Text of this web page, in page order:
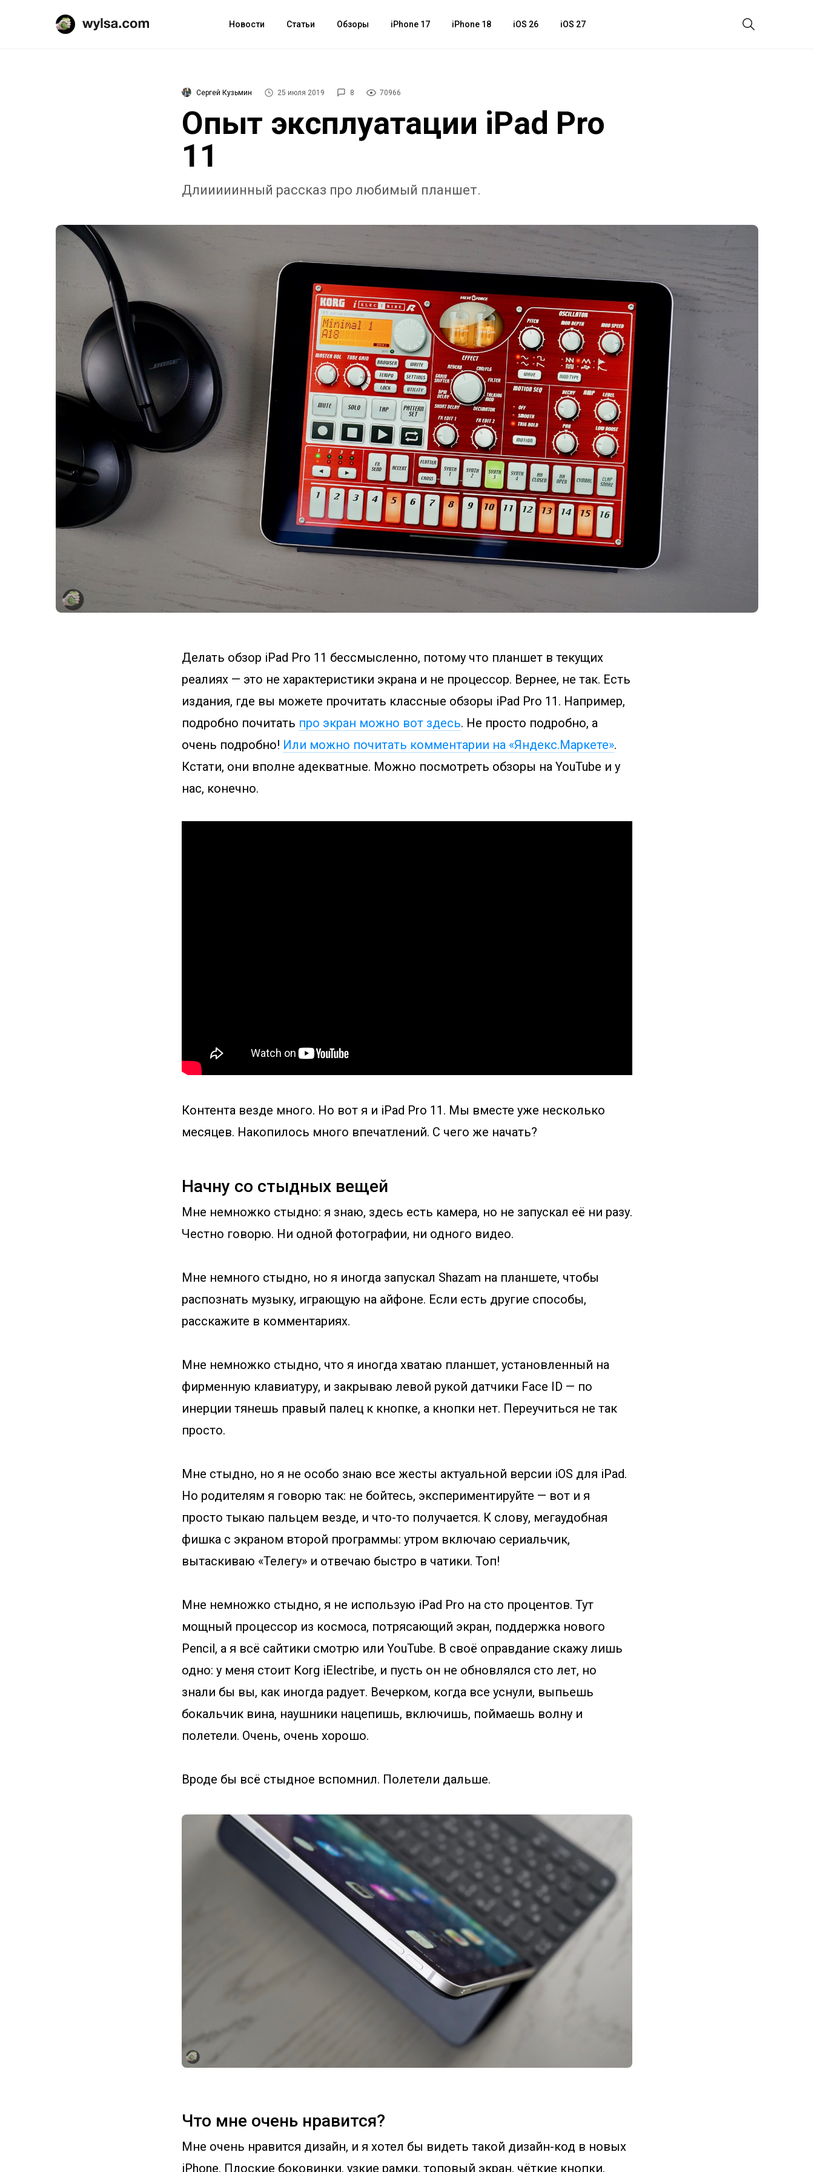
Новости Статьи Обзоры iPhone 17 iPhone 18 iOS 26 iOS 27
Сергей Кузьмин 25 июля 2019 8 70966
Опыт эксплуатации iPad Pro
11
Длииииинный рассказ про любимый планшет.
Делать обзор iPad Pro 11 бессмысленно, потому что планшет в текущих
реалиях — это не характеристики экрана и не процессор. Вернее, не так. Есть
издания, где вы можете прочитать классные обзоры iPad Pro 11. Например,
подробно почитать про экран можно вот здесь. Не просто подробно, а
очень подробно! Или можно почитать комментарии на «Яндекс.Маркете».
Кстати, они вполне адекватные. Можно посмотреть обзоры на YouTube и у
нас, конечно.
Контента везде много. Но вот я и iPad Pro 11. Мы вместе уже несколько
месяцев. Накопилось много впечатлений. С чего же начать?
Начну со стыдных вещей
Мне немножко стыдно: я знаю, здесь есть камера, но не запускал её ни разу.
Честно говорю. Ни одной фотографии, ни одного видео.
Мне немного стыдно, но я иногда запускал Shazam на планшете, чтобы
распознать музыку, играющую на айфоне. Если есть другие способы,
расскажите в комментариях.
Мне немножко стыдно, что я иногда хватаю планшет, установленный на
фирменную клавиатуру, и закрываю левой рукой датчики Face ID — по
инерции тянешь правый палец к кнопке, а кнопки нет. Переучиться не так
просто.
Мне стыдно, но я не особо знаю все жесты актуальной версии iOS для iPad.
Но родителям я говорю так: не бойтесь, экспериментируйте — вот и я
просто тыкаю пальцем везде, и что-то получается. К слову, мегаудобная
фишка с экраном второй программы: утром включаю сериальчик,
вытаскиваю «Телегу» и отвечаю быстро в чатики. Топ!
Мне немножко стыдно, я не использую iPad Pro на сто процентов. Тут
мощный процессор из космоса, потрясающий экран, поддержка нового
Pencil, а я всё сайтики смотрю или YouTube. В своё оправдание скажу лишь
одно: у меня стоит Korg iElectribe, и пусть он не обновлялся сто лет, но
знали бы вы, как иногда радует. Вечерком, когда все уснули, выпьешь
бокальчик вина, наушники нацепишь, включишь, поймаешь волну и
полетели. Очень, очень хорошо.
Вроде бы всё стыдное вспомнил. Полетели дальше.
Что мне очень нравится?
Мне очень нравится дизайн, и я хотел бы видеть такой дизайн-код в новых
iPhone. Плоские боковинки, узкие рамки, топовый экран, чёткие кнопки,